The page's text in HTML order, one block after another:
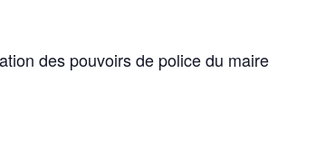
des pouvoirs de police du maire